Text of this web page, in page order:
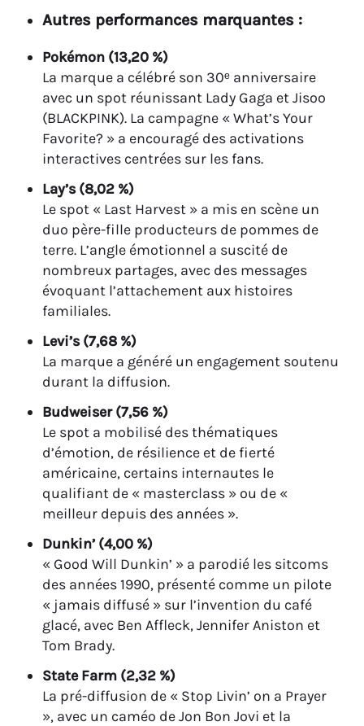
Autres performances marquantes :
Pokémon (13,20 %)
La marque a célébré son 30ᵉ anniversaire
avec un spot réunissant Lady Gaga et Jisoo
(BLACKPINK). La campagne « What’s Your
Favorite? » a encouragé des activations
interactives centrées sur les fans.
Lay’s (8,02 %)
Le spot « Last Harvest » a mis en scène un
duo père-fille producteurs de pommes de
terre. L’angle émotionnel a suscité de
nombreux partages, avec des messages
évoquant l’attachement aux histoires
familiales.
Levi’s (7,68 %)
La marque a généré un engagement soutenu
durant la diffusion.
Budweiser (7,56 %)
Le spot a mobilisé des thématiques
d’émotion, de résilience et de fierté
américaine, certains internautes le
qualifiant de « masterclass » ou de «
meilleur depuis des années ».
Dunkin’ (4,00 %)
« Good Will Dunkin’ » a parodié les sitcoms
des années 1990, présenté comme un pilote
« jamais diffusé » sur l’invention du café
glacé, avec Ben Affleck, Jennifer Aniston et
Tom Brady.
State Farm (2,32 %)
La pré-diffusion de « Stop Livin’ on a Prayer
», avec un caméo de Jon Bon Jovi et la